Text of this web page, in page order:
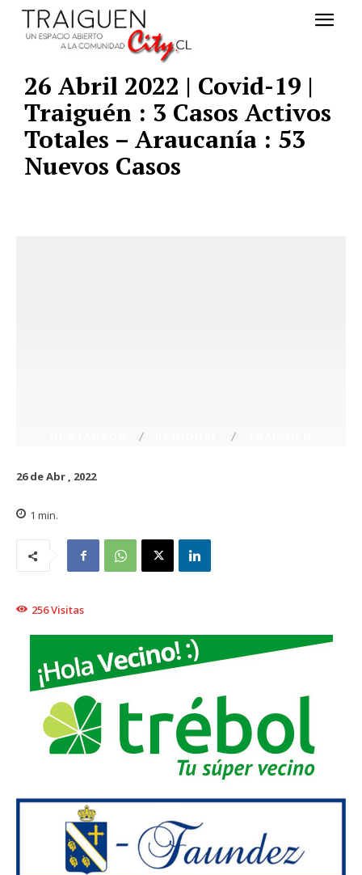
26 Abril 2022 | Covid-19 |
Traiguén : 3 Casos Activos
Totales – Araucanía : 53
Nuevos Casos
26 de Abr , 2022
1 min.
256Visitas